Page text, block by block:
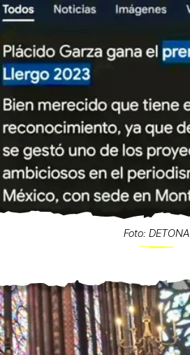
Foto: DETONA